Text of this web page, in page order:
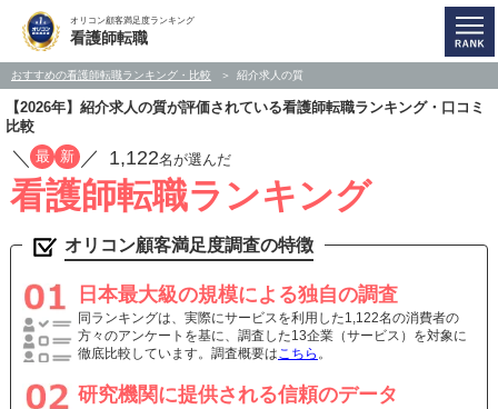
オリコン顧客満足度ランキング
看護師転職
おすすめの看護師転職ランキング・比較 紹介求人の質
【2026年】紹介求人の質が評価されている看護師転職ランキング・口コミ
比較
／ 最 新 ／ 1,122名が選んだ
看護師転職ランキング
オリコン顧客満足度調査の特徴
日本最大級の規模による独自の調査
同ランキングは、実際にサービスを利用した1,122名の消費者の
方々のアンケートを基に、調査した13企業（サービス）を対象に
徹底比較しています。調査概要はこちら 。
研究機関に提供される信頼のデータ